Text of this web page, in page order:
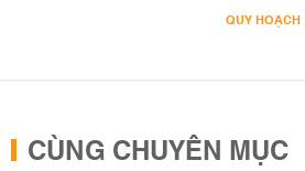
QUY HOẠCH
CÙNG CHUYÊN MỤC